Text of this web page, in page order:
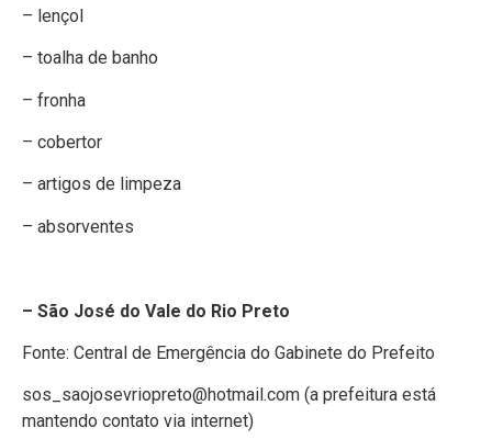
– lençol
– toalha de banho
– fronha
– cobertor
– artigos de limpeza
– absorventes
– São José do Vale do Rio Preto
Fonte: Central de Emergência do Gabinete do Prefeito
sos_saojosevriopreto@hotmail.com (a prefeitura está
mantendo contato via internet)